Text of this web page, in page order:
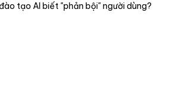
tạo AI biết "phản bội" người dùng?